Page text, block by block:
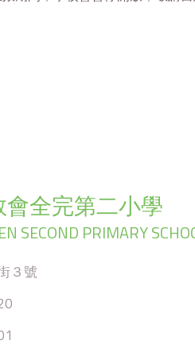
全完第二小學
SECOND PRIMARY
３號